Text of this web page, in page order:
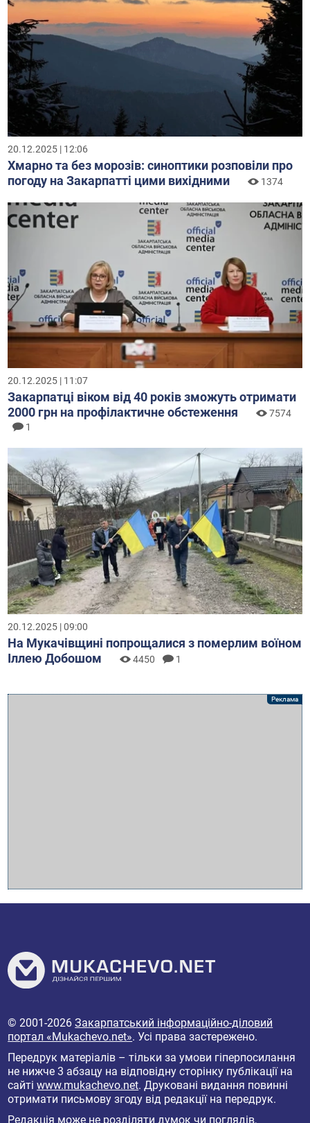
20.12.2025 | 12:06
Хмарно та без морозів: синоптики розповіли про
погоду на Закарпатті цими вихідними
1374
20.12.2025 | 11:07
Закарпатці віком від 40 років зможуть отримати
2000 грн на профілактичне обстеження
7574
1
20.12.2025 | 09:00
На Мукачівщині попрощалися з померлим воїном
Іллею Добошом
4450 1
© 2001-2026Закарпатський інформаційно-діловий
портал «Mukachevo.net». Усі права застережено.
Передрук матеріалів – тільки за умови гіперпосилання
не нижче 3 абзацу на відповідну сторінку публікації на
сайтіwww.mukachevo.net. Друковані видання повинні
отримати письмову згоду від редакції на передрук.
Редакція може не розділяти думок чи поглядів,